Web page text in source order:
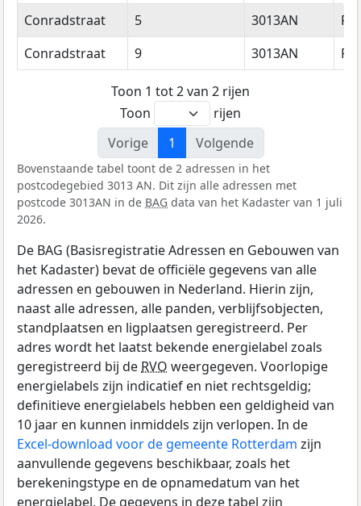
Straatnaam Huisnummer Postcode
Conradstraat 5 3013AN
Conradstraat
9 3013AN
Toon 1 tot 2 van 2 rijen
Toon
rijen
Vorige
1 Volgende
Bovenstaande tabel toont de 2 adressen in het
postcodegebied 3013 AN. Dit zijn alle adressen met
postcode 3013AN in de BAG data van het Kadaster van 1 juli
2026.
De BAG (Basisregistratie Adressen en Gebouwen van
het Kadaster) bevat de officiële gegevens van alle
adressen en gebouwen in Nederland. Hierin zijn,
naast alle adressen, alle panden, verblijfsobjecten,
standplaatsen en ligplaatsen geregistreerd. Per
adres wordt het laatst bekende energielabel zoals
geregistreerd bij de RVO weergegeven. Voorlopige
energielabels zijn indicatief en niet rechtsgeldig;
definitieve energielabels hebben een geldigheid van
10 jaar en kunnen inmiddels zijn verlopen. In de
Excel-download voor de gemeente Rotterdam zijn
aanvullende gegevens beschikbaar, zoals het
berekeningstype en de opnamedatum van het
energielabel. De gegevens in deze tabel zijn